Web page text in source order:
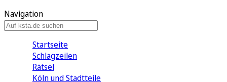
Navigation
Startseite
Schlagzeilen
Rätsel
Köln und Stadtteile